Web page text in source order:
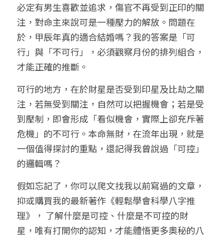
必定有男生喜歡並追求，傷官不再受到正印的關
注，對命主來說可是一種壓力的解放。問題在
於，甲辰年真的適合結婚嗎？我的答案是「可
行」與「不可行」，必須觀察月份的排列組合，
才能正確的推斷。
可行的地方，在於財星是否受到印星及比劫之關
注，若無受到關注，自然可以把握機會；若是受
到壓制，即會形成「看似機會，實際上卻充斥著
危機」的不可行。本命無財，在流年出現，就是
一個值得探討的重點，還記得我曾說過「可控」
的邏輯嗎？
假如忘記了，你可以爬文找我以前寫過的文章，
抑或購買我的最新著作《輕鬆學會科學八字推
理》， 了解什麼是可控、什麼是不可控的財
星，唯有打開你的認知，才能體悟更多奧秘的八